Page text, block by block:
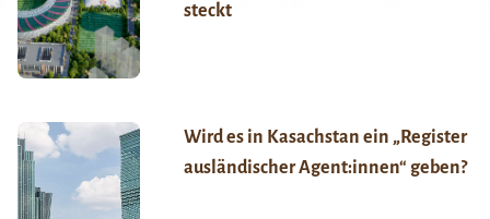
steckt
Wird es in Kasachstan ein „Register
ausländischer Agent:innen“ geben?